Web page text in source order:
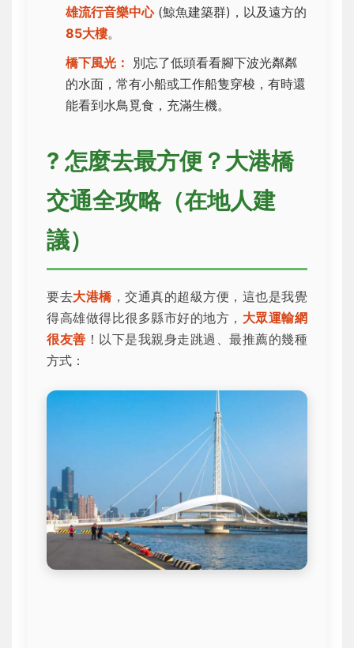
雄流行音樂中心(鯨魚建築群)，以及遠方的
85大樓。
橋下風光：
別忘了低頭看看腳下波光粼粼
的水面，常有小船或工作船隻穿梭，有時還
能看到水鳥覓食，充滿生機。
? 怎麼去最方便？大港橋
交通全攻略（在地人建
議）
要去大港橋，交通真的超級方便，這也是我覺
得高雄做得比很多縣市好的地方， 大眾運輸網
很友善 ！以下是我親身走跳過、最推薦的幾種
方式：